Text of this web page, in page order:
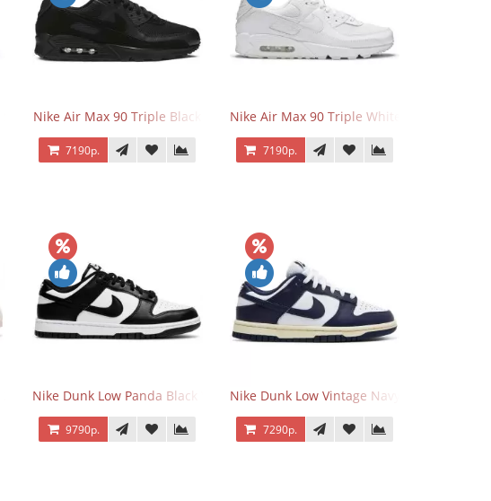
x Air Force 1 Low Eyes
Nike Air Max 90 Triple Black
7190р.
Nike Air Max 90 Triple White
7190р.
Nike Dunk Low Panda Black White
9790р.
Nike Dunk Low Vintage Navy
7290р.